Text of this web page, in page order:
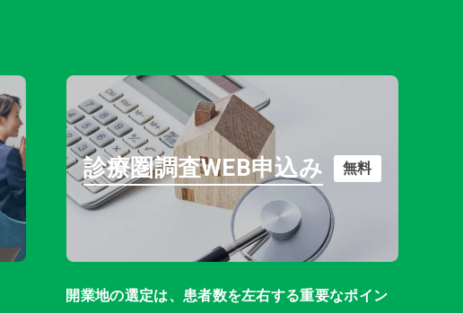
診療圏調査WEB申込み 無料
開業地の選定は、患者数を左右する重要なポイン